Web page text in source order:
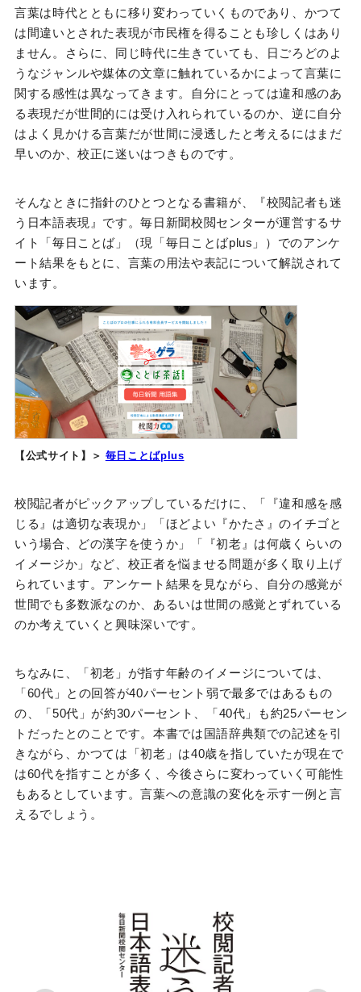
言葉は時代とともに移り変わっていくものであり、かつて
は間違いとされた表現が市民権を得ることも珍しくはあり
ません。さらに、同じ時代に生きていても、日ごろどのよ
うなジャンルや媒体の文章に触れているかによって言葉に
関する感性は異なってきます。自分にとっては違和感のあ
る表現だが世間的には受け入れられているのか、逆に自分
はよく見かける言葉だが世間に浸透したと考えるにはまだ
早いのか、校正に迷いはつきものです。
そんなときに指針のひとつとなる書籍が、『校閲記者も迷
う日本語表現』です。毎日新聞校閲センターが運営するサ
イト「毎日ことば」（現「毎日ことばplus」）でのアンケ
ート結果をもとに、言葉の用法や表記について解説されて
います。
【公式サイト】＞ 毎日ことばplus
校閲記者がピックアップしているだけに、「『違和感を感
じる』は適切な表現か」「ほどよい『かたさ』のイチゴと
いう場合、どの漢字を使うか」「『初老』は何歳くらいの
イメージか」など、校正者を悩ませる問題が多く取り上げ
られています。アンケート結果を見ながら、自分の感覚が
世間でも多数派なのか、あるいは世間の感覚とずれている
のか考えていくと興味深いです。
ちなみに、「初老」が指す年齢のイメージについては、
「60代」との回答が40パーセント弱で最多ではあるもの
の、「50代」が約30パーセント、「40代」も約25パーセン
トだったとのことです。本書では国語辞典類での記述を引
きながら、かつては「初老」は40歳を指していたが現在で
は60代を指すことが多く、今後さらに変わっていく可能性
もあるとしています。言葉への意識の変化を示す一例と言
えるでしょう。